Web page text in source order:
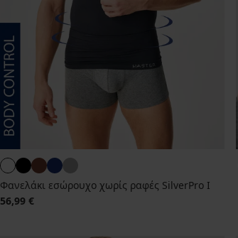
Φανελάκι εσώρουχο χωρίς ραφές SilverPro Ι
56,99 €